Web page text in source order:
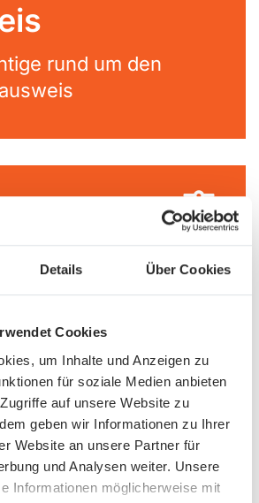
Details Über Cookies
Cookies
um Inhalte und Anzeigen zu
für soziale Medien anbieten
auf unsere Website zu
geben wir Informationen zu Ihrer
Website an unsere Partner für
und Analysen weiter. Unsere
Informationen möglicherweise mit
rund um den
und Anträge zum